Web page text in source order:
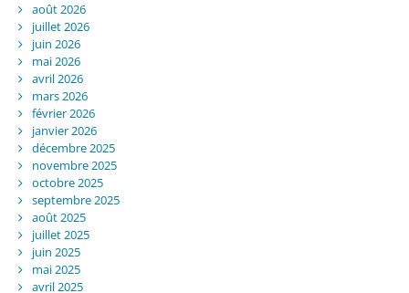
août 2026
juillet 2026
juin 2026
mai 2026
avril 2026
mars 2026
février 2026
janvier 2026
décembre 2025
novembre 2025
octobre 2025
septembre 2025
août 2025
juillet 2025
juin 2025
mai 2025
avril 2025